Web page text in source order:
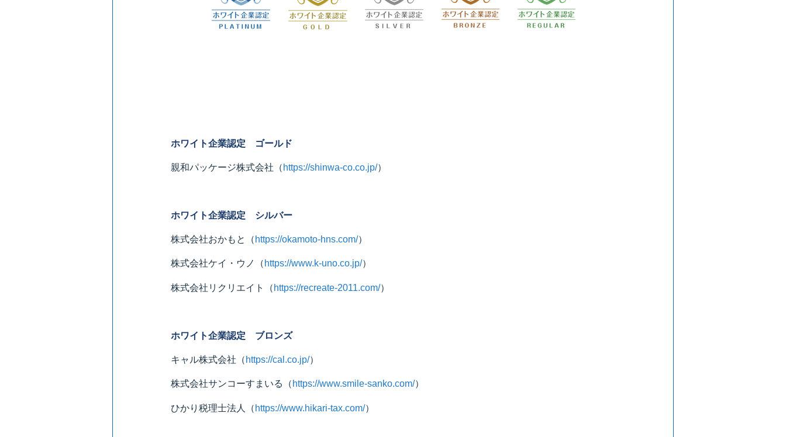
ホワイト企業認定 ゴールド
親和パッケージ株式会社 （ https://shinwa-co.co.jp/）
ホワイト企業認定 シルバー
株式会社おかもと （ https://okamoto-hns.com/）
株式会社ケイ・ウノ （ https://www.k-uno.co.jp/）
株式会社リクリエイト （ https://recreate-2011.com/）
ホワイト企業認定 ブロンズ
キャル株式会社 （ https://cal.co.jp/）
株式会社サンコーすまいる （ https://www.smile-sanko.com/）
ひかり税理士法人 （ https://www.hikari-tax.com/）